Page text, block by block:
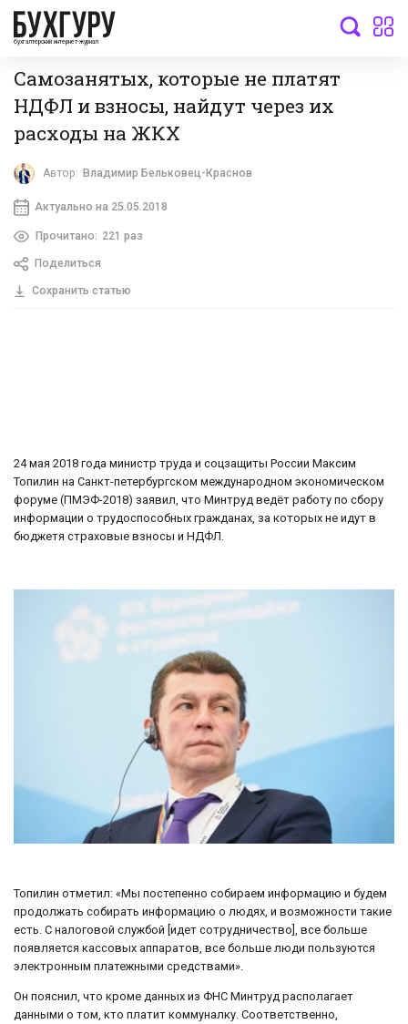
бухгалтерский интернет-журнал
Самозанятых, которые не платят
НДФЛ и взносы, найдут через их
расходы на ЖКХ
Автор: Владимир Бельковец-Краснов
Актуально на 25.05.2018
Прочитано: 221 раз
Поделиться
Сохранить статью
24 мая 2018 года министр труда и соцзащиты России Максим
Топилин на Санкт-петербургском международном экономическом
форуме (ПМЭФ-2018) заявил, что Минтруд ведёт работу по сбору
информации о трудоспособных гражданах, за которых не идут в
бюджетя страховые взносы и НДФЛ.
Топилин отметил: «Мы постепенно собираем информацию и будем
продолжать собирать информацию о людях, и возможности такие
есть. С налоговой службой [идет сотрудничество], все больше
появляется кассовых аппаратов, все больше люди пользуются
электронным платежными средствами».
Он пояснил, что кроме данных из ФНС Минтруд располагает
данными о том, кто платит коммуналку. Соответственно,